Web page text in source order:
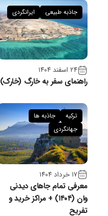
۲۴ اسفند ۱۴۰۴
راهنمای سفر به خارگ (خارک)
جاذبه طبیعی ایرانگردی
۱۷ خرداد ۱۴۰۴
معرفی تمام جاهای دیدنی
وان (۱۴۰۴) + مراکز خرید و
تفریح
ترکیه
جاذبه ها
جهانگردی